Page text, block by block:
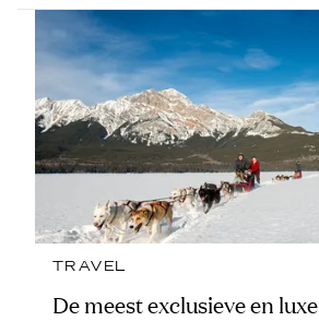
TRAVEL
De meest exclusieve en luxe